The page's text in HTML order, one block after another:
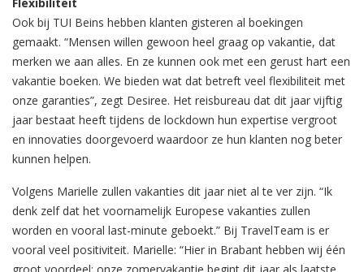
Flexibiliteit
Ook bij TUI Beins hebben klanten gisteren al boekingen
gemaakt. “Mensen willen gewoon heel graag op vakantie, dat
merken we aan alles. En ze kunnen ook met een gerust hart een
vakantie boeken. We bieden wat dat betreft veel flexibiliteit met
onze garanties”, zegt Desiree. Het reisbureau dat dit jaar vijftig
jaar bestaat heeft tijdens de lockdown hun expertise vergroot
en innovaties doorgevoerd waardoor ze hun klanten nog beter
kunnen helpen.
Volgens Marielle zullen vakanties dit jaar niet al te ver zijn. “Ik
denk zelf dat het voornamelijk Europese vakanties zullen
worden en vooral last-minute geboekt.” Bij TravelTeam is er
vooral veel positiviteit. Marielle: “Hier in Brabant hebben wij één